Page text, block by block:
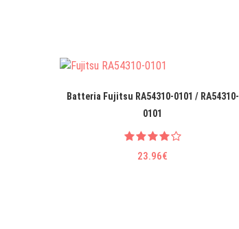
Batteria Fujitsu RA54310-0101 / RA54310-
0101
23.96€